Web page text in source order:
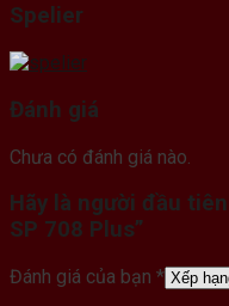
Spelier
Đánh giá
Chưa có đánh giá nào.
Hãy là người đầu
SP 708 Plus”
Đánh giá của bạn *